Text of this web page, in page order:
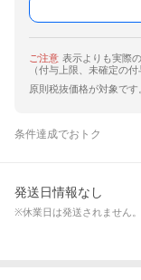
ご注意 表示よりも実際
（付与上限、未確定の付
原則税抜価格が対象です
条件達成でおトク
発送日情報なし
※休業日は発送されません。